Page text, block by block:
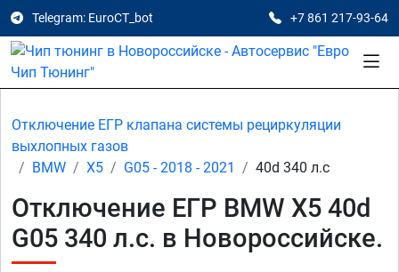
Telegram: EuroCT_bot +7 861 217-93-64
Отключение ЕГР клапана системы рециркуляции
выхлопных газов
BMW
X5 G05 - 2018 - 2021 40d 340 л.с
Отключение ЕГР BMW X5 40d
G05 340 л.с. в Новороссийске.